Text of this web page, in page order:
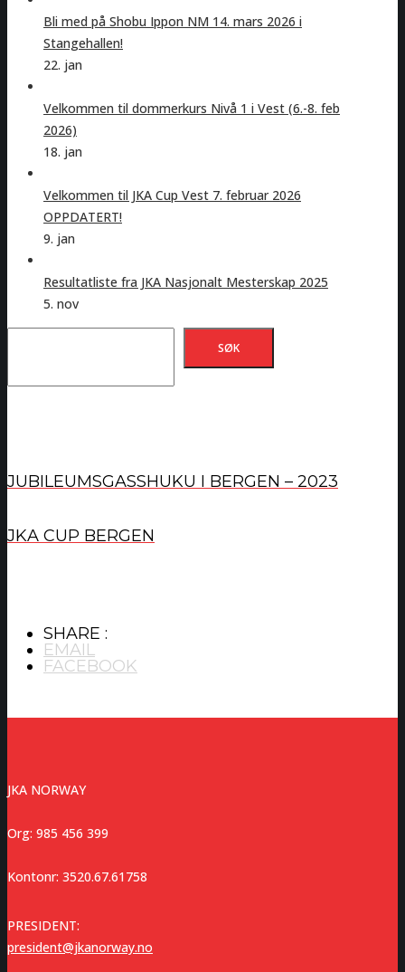
Bli med på Shobu Ippon NM 14. mars 2026 i
Stangehallen!
22. jan
Velkommen til dommerkurs Nivå 1 i Vest (6.-8. feb
2026)
18. jan
Velkommen til JKA Cup Vest 7. februar 2026
OPPDATERT!
9. jan
Resultatliste fra JKA Nasjonalt Mesterskap 2025
5. nov
SØK
JUBILEUMSGASSHUKU I BERGEN – 2023
JKA CUP BERGEN
SHARE :
EMAIL
FACEBOOK
JKA NORWAY
Org: 985 456 399
Kontonr: 3520.67.61758
PRESIDENT:
president@jkanorway.no